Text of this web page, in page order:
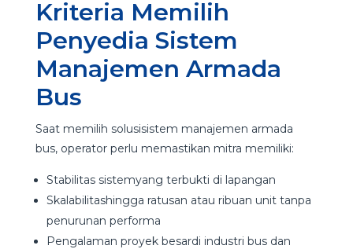
Kriteria Memilih
Penyedia Sistem
Manajemen Armada
Bus
Saat memilih solusisistem manajemen armada
bus, operator perlu memastikan mitra memiliki:
Stabilitas sistemyang terbukti di lapangan
Skalabilitashingga ratusan atau ribuan unit tanpa
penurunan performa
Pengalaman proyek besardi industri bus dan